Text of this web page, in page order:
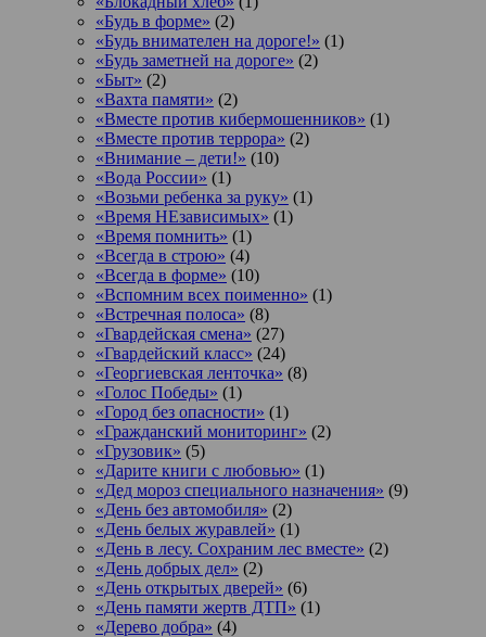
«Будь в форме» (2)
«Будь внимателен на дороге!» (1)
«Будь заметней на дороге» (2)
«Быт» (2)
«Вахта памяти» (2)
«Вместе против кибермошенников» (1)
«Вместе против террора» (2)
«Внимание – дети!» (10)
«Вода России» (1)
«Возьми ребенка за руку» (1)
«Время НЕзависимых» (1)
«Время помнить» (1)
«Всегда в строю» (4)
«Всегда в форме» (10)
«Вспомним всех поименно» (1)
«Встречная полоса» (8)
«Гвардейская смена» (27)
«Гвардейский класс» (24)
«Георгиевская ленточка» (8)
«Голос Победы» (1)
«Город без опасности» (1)
«Гражданский мониторинг» (2)
«Грузовик» (5)
«Дарите книги с любовью» (1)
«Дед мороз специального назначения» (9)
«День без автомобиля» (2)
«День белых журавлей» (1)
«День в лесу. Сохраним лес вместе» (2)
«День добрых дел» (2)
«День открытых дверей» (6)
«День памяти жертв ДТП» (1)
«Дерево добра» (4)